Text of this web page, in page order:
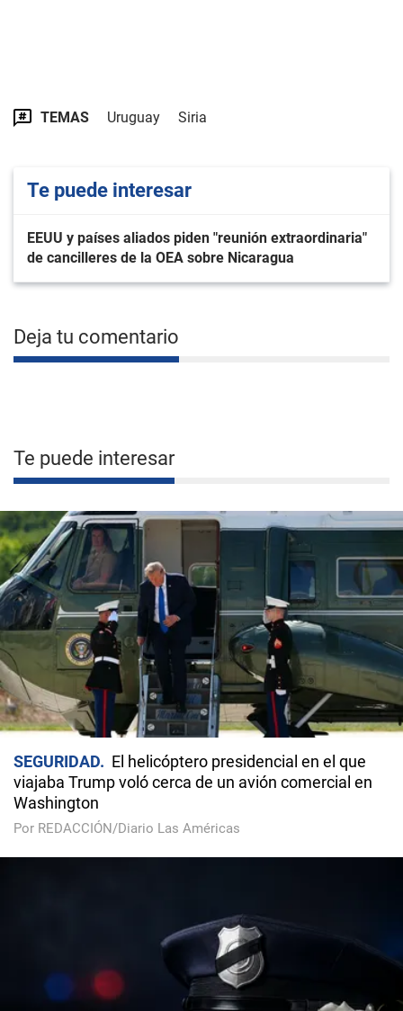
TEMAS Uruguay Siria
Te puede interesar
EEUU y países aliados piden "reunión extraordinaria"
de cancilleres de la OEA sobre Nicaragua
Deja tu comentario
Te puede interesar
SEGURIDAD
El helicóptero presidencial en el que
viajaba Trump voló cerca de un avión comercial en
Washington
Por REDACCIÓN/Diario Las Américas